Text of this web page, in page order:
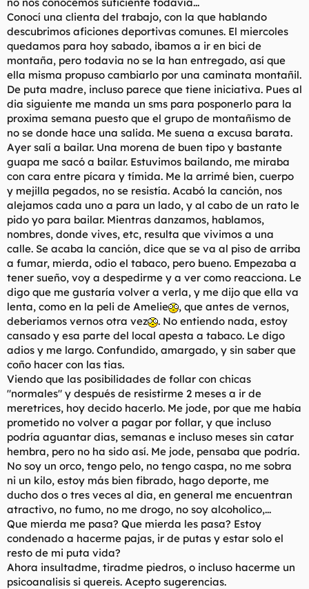
Conocí una clienta del trabajo, con la que hablando
descubrimos aficiones deportivas comunes. El miercoles
quedamos para hoy sabado, ibamos a ir en bici de
montaña, pero todavia no se la han entregado, así que
ella misma propuso cambiarlo por una caminata montañil.
De puta madre, incluso parece que tiene iniciativa. Pues al
dia siguiente me manda un sms para posponerlo para la
proxima semana puesto que el grupo de montañismo de
no se donde hace una salida. Me suena a excusa barata.
Ayer salí a bailar. Una morena de buen tipo y bastante
guapa me sacó a bailar. Estuvimos bailando, me miraba
con cara entre pícara y tímida. Me la arrimé bien, cuerpo
y mejilla pegados, no se resistía. Acabó la canción, nos
alejamos cada uno a para un lado, y al cabo de un rato le
pido yo para bailar. Mientras danzamos, hablamos,
nombres, donde vives, etc, resulta que vivimos a una
calle. Se acaba la canción, dice que se va al piso de arriba
a fumar, mierda, odio el tabaco, pero bueno. Empezaba a
tener sueño, voy a despedirme y a ver como reacciona. Le
digo que me gustaría volver a verla, y me dijo que ella va
lenta, como en la peli de Amelie
, que antes de vernos,
deberiamos vernos otra vez
. No entiendo nada, estoy
cansado y esa parte del local apesta a tabaco. Le digo
adios y me largo. Confundido, amargado, y sin saber que
coño hacer con las tias.
Viendo que las posibilidades de follar con chicas
"normales" y después de resistirme 2 meses a ir de
meretrices, hoy decido hacerlo. Me jode, por que me había
prometido no volver a pagar por follar, y que incluso
podría aguantar dias, semanas e incluso meses sin catar
hembra, pero no ha sido así. Me jode, pensaba que podría.
No soy un orco, tengo pelo, no tengo caspa, no me sobra
ni un kilo, estoy más bien fibrado, hago deporte, me
ducho dos o tres veces al dia, en general me encuentran
atractivo, no fumo, no me drogo, no soy alcoholico,...
Que mierda me pasa? Que mierda les pasa? Estoy
condenado a hacerme pajas, ir de putas y estar solo el
resto de mi puta vida?
Ahora insultadme, tiradme piedros, o incluso hacerme un
psicoanalisis si quereis. Acepto sugerencias.